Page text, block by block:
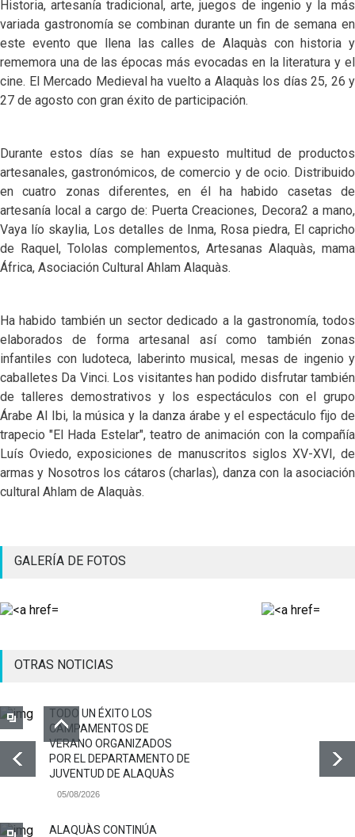
Historia, artesanía tradicional, arte, juegos de ingenio y la más
variada gastronomía se combinan durante un fin de semana en
este evento que llena las calles de Alaquàs con historia y
rememora una de las épocas más evocadas en la literatura y el
cine. El Mercado Medieval ha vuelto a Alaquàs los días 25, 26 y
27 de agosto con gran éxito de participación.
Durante estos días se han expuesto multitud de productos
artesanales, gastronómicos, de comercio y de ocio. Distribuido
en cuatro zonas diferentes, en él ha habido casetas de
artesanía local a cargo de: Puerta Creaciones, Decora2 a mano,
Vaya lío skaylia, Los detalles de Inma, Rosa piedra, El capricho
de Raquel, Tololas complementos, Artesanas Alaquàs, mama
África, Asociación Cultural Ahlam Alaquàs.
Ha habido también un sector dedicado a la gastronomía, todos
elaborados de forma artesanal así como también zonas
infantiles con ludoteca, laberinto musical, mesas de ingenio y
caballetes Da Vinci. Los visitantes han podido disfrutar también
de talleres demostrativos y los espectáculos con el grupo
Árabe Al Ibi, la música y la danza árabe y el espectáculo fijo de
trapecio "El Hada Estelar", teatro de animación con la compañía
Luís Oviedo, exposiciones de manuscritos siglos XV-XVI, de
armas y Nosotros los cátaros (charlas), danza con la asociación
cultural Ahlam de Alaquàs.
GALERÍA DE FOTOS
OTRAS NOTICIAS
TODO UN ÉXITO LOS
CAMPAMENTOS DE
VERANO ORGANIZADOS
POR EL DEPARTAMENTO DE
JUVENTUD DE ALAQUÀS
05/08/2026
ALAQUÀS CONTINÚA